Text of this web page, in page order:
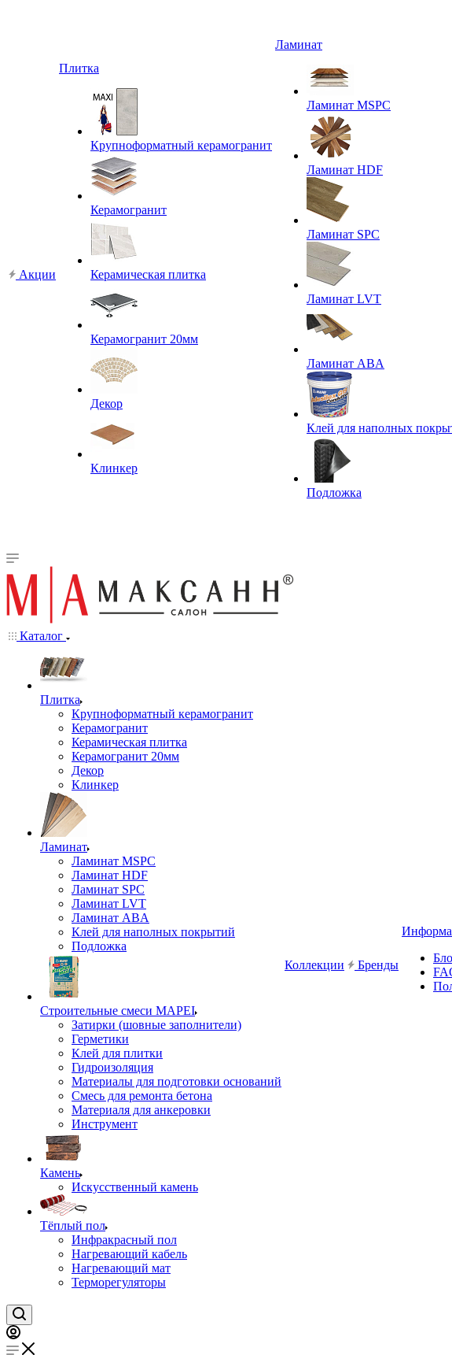
Акции
Плитка
Крупноформатный керамогранит
Керамогранит
Керамическая плитка
Керамогранит 20мм
Декор
Клинкер
Ламинат
Ламинат MSPC
Ламинат HDF
Ламинат SPC
Ламинат LVT
Ламинат ABA
Клей для наполных
Подложка
Каталог
Плитка
Крупноформатный керамогранит
Керамогранит
Керамическая плитка
Керамогранит 20мм
Декор
Клинкер
Ламинат
Ламинат MSPC
Ламинат HDF
Ламинат SPC
Ламинат LVT
Ламинат ABA
Клей для наполных покрытий
Подложка
Строительные смеси MAPEI
Затирки (шовные заполнители)
Герметики
Клей для плитки
Гидроизоляция
Материалы для подготовки оснований
Смесь для ремонта бетона
Материаля для анкеровки
Инструмент
Камень
Искусственный камень
Тёплый пол
Инфракрасный пол
Нагревающий кабель
Нагревающий мат
Терморегуляторы
Коллекции Бренды